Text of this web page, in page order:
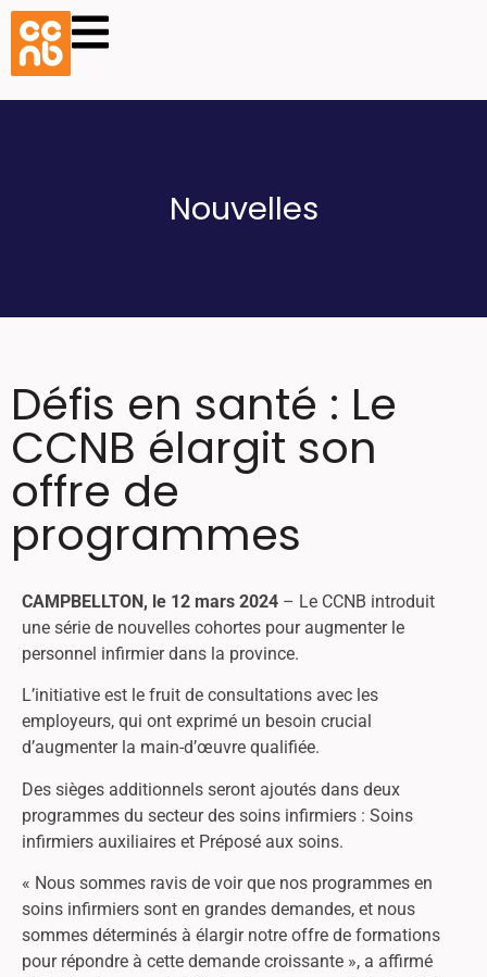
Nouvelles
Défis en santé : Le
CCNB élargit son
offre de
programmes
CAMPBELLTON, le 12 mars 2024 – Le CCNB introduit
une série de nouvelles cohortes pour augmenter le
personnel infirmier dans la province.
L’initiative est le fruit de consultations avec les
employeurs, qui ont exprimé un besoin crucial
d’augmenter la main-d’œuvre qualifiée.
Des sièges additionnels seront ajoutés dans deux
programmes du secteur des soins infirmiers : Soins
infirmiers auxiliaires et Préposé aux soins.
« Nous sommes ravis de voir que nos programmes en
soins infirmiers sont en grandes demandes, et nous
sommes déterminés à élargir notre offre de formations
pour répondre à cette demande croissante », a affirmé